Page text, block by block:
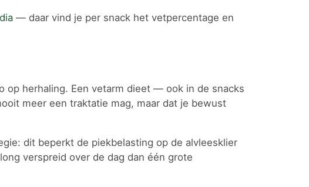
— daar vind je per snack het vetpercentage en
op herhaling. Een vetarm dieet — ook in de snacks
meer een traktatie mag, maar dat je bewust
dit beperkt de piekbelasting op de alvleesklier
verspreid over de dag dan één grote